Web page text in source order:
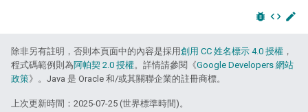
bug_report code edit
除非另有註明，否則本頁面中的內容是採用創用 CC 姓名標示 4.0 授權 ，
程式碼範例則為阿帕契 2.0 授權。詳情請參閱《Google Developers 網站
政策》。Java 是 Oracle 和/或其關聯企業的註冊商標。
上次更新時間：2025-07-25 (世界標準時間)。